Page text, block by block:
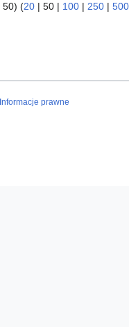
50) (20 | 50 | 100 | 250 | 500
Informacje prawne